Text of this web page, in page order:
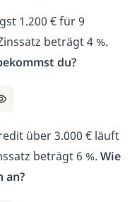
1.200 € für 9
beträgt 4 %.
du?
über 3.000 € läuft
beträgt 6 %.Wie
an?